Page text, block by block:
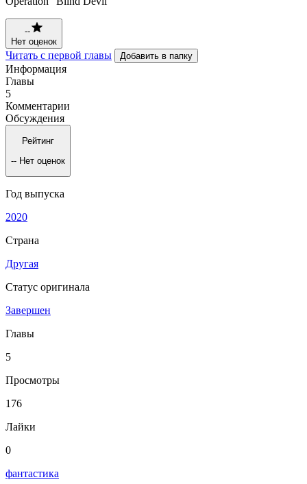
--
Нет оценок
Читать с первой главы Добавить в папку
Информация
Главы
5
Комментарии
Обсуждения
Рейтинг
-- Нет оценок
Год выпуска
2020
Страна
Другая
Статус оригинала
Завершен
Главы
5
Просмотры
176
Лайки
0
фантастика